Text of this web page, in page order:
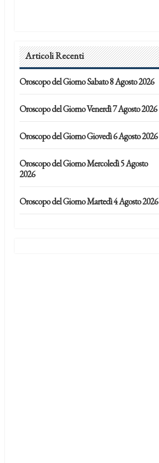
Articoli Recenti
Oroscopo del Giorno Sabato 8 Agosto 2026
Oroscopo del Giorno Venerdì 7 Agosto 2026
Oroscopo del Giorno Giovedì 6 Agosto 2026
Oroscopo del Giorno Mercoledì 5 Agosto
2026
Oroscopo del Giorno Martedì 4 Agosto 2026